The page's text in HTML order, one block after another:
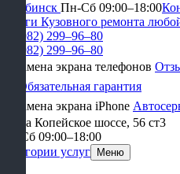
Челябинск Пн-Сб 09:00–18:00
Услуги Кузовного ремонта
+7 (982) 299‒96‒80
+7 (982) 299‒96‒80
Обязательная гарантия
улица Копейское шоссе, 56 ст3​
Пн-Сб 09:00–18:00
Категории услуг
Меню